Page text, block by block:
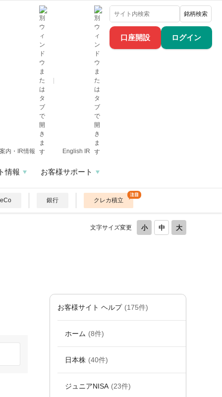
口座開設 ログイン
内・IR情報 English IR
銘柄検索
情報 お客様サポート
銀行 クレカ積立
文字サイズ変更
お客様サイト ヘルプ (175件)
ホーム (8件)
日本株 (40件)
ジュニアNISA (23件)